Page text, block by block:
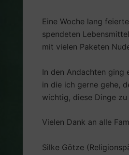
Eine Woche lang
spendeten
mit vielen Paketen
In den Andachten ging
in die ich gerne gehe,
wichtig, diese Dinge
Vielen Dank an alle
Silke Götze